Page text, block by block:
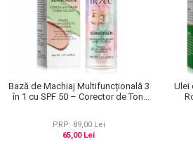
Bază de Machiaj Multifuncțională 3
în 1 cu SPF 50 – Corector de Ton,
PRP: 89,00 Lei
65,00 Lei
Ulei